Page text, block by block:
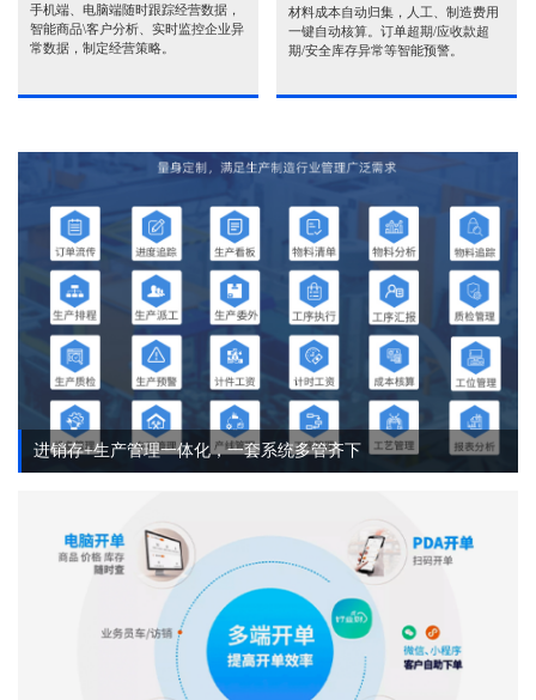
手机端、电脑端随时跟踪经营数据，
智能商品\客户分析、实时监控企业异
常数据，制定经营策略。
材料成本自动归集，人工、制造费用
一键自动核算。订单超期/应收款超
期/安全库存异常等智能预警。
进销存+生产管理一体化，一套系统多管齐下